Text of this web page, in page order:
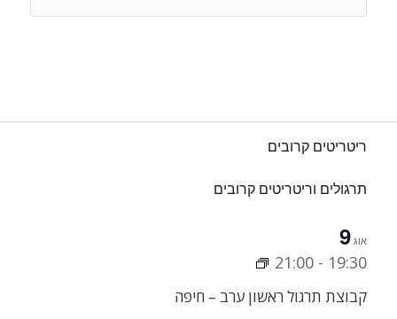
ריטריטים קרובים
תרגולים וריטריטים קרובים
אוג9
19:30
-
21:00
קבוצת תרגול ראשון ערב – חיפה